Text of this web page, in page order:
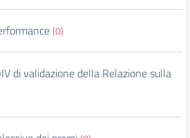
(0)
di validazione della Relazione sulla